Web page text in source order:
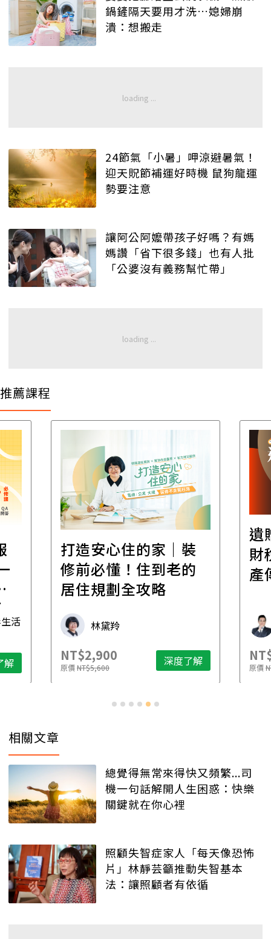
鍋鏟隔天要用才洗…媳婦崩
潰：想搬走
24節氣「小暑」呷涼避暑氣！
迎天貺節補運好時機 鼠狗龍運
勢要注意
讓阿公阿嬤帶孩子好嗎？有媽
媽讚「省下很多錢」也有人批
「公婆沒有義務幫忙帶」
推薦課程
活
解
打造安心住的家｜裝
修前必懂！住到老的
居住規劃全攻略
林黛羚
NT$2,900
原價NT$5,600 深度了解
遺
財
產
原價
相關文章
總覺得無常來得快又頻繁...司
機一句話解開人生困惑：快樂
關鍵就在你心裡
照顧失智症家人「每天像恐怖
片」林靜芸籲推動失智基本
法：讓照顧者有依循